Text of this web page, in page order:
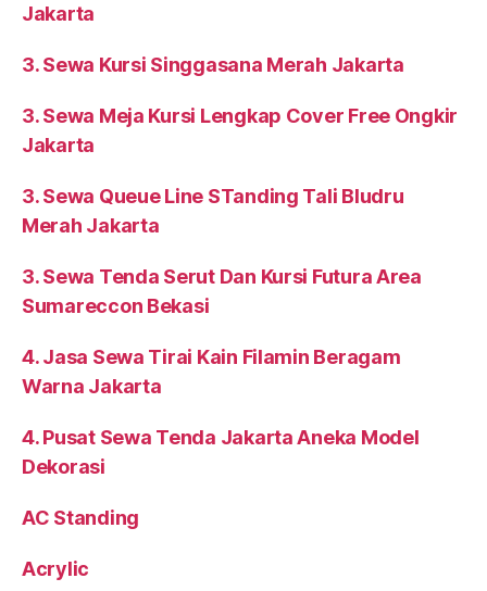
Jakarta
3. Sewa Kursi Singgasana Merah Jakarta
3. Sewa Meja Kursi Lengkap Cover Free Ongkir
Jakarta
3. Sewa Queue Line STanding Tali Bludru
Merah Jakarta
3. Sewa Tenda Serut Dan Kursi Futura Area
Sumareccon Bekasi
4. Jasa Sewa Tirai Kain Filamin Beragam
Warna Jakarta
4. Pusat Sewa Tenda Jakarta Aneka Model
Dekorasi
AC Standing
Acrylic